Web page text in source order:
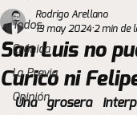
Todos
Crónica
La Previa
Opinión
San Luis no
Curicó ni
Rodrigo Arellano
13 may 2024 2 min de
Una grosera